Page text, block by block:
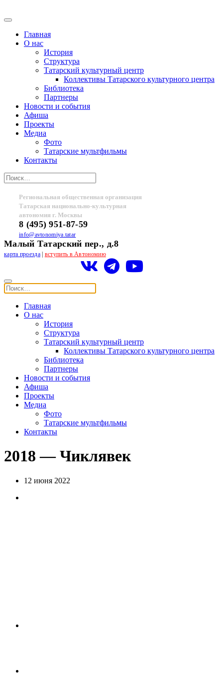
Главная
О нас
История
Структура
Татарский культурный центр
Коллективы Татарского культурного центра
Библиотека
Партнеры
Новости и события
Афиша
Проекты
Медиа
Фото
Татарские мультфильмы
Контакты
Региональная общественная организация
Татарская национально-культурная
автономия г. Москвы
8 (495) 951-87-59
info@avtonomiya.tatar
Малый Татарский пер., д.8
карта проезда| вступить в Автономию
Главная
О нас
История
Структура
Татарский культурный центр
Коллективы Татарского культурного центра
Библиотека
Партнеры
Новости и события
Афиша
Проекты
Медиа
Фото
Татарские мультфильмы
Контакты
2018 — Чиклявек
12 июня 2022